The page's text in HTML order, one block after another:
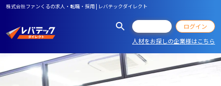
株式会社ファンくるの求人・転職・採用 | レバテックダイレクト
ログイン
人材をお探しの企業様はこちら